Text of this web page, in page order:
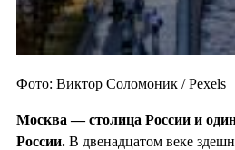
Фото: Виктор Соломоник / Pexels
Москва — столица России и
России. В двенадцатом веке